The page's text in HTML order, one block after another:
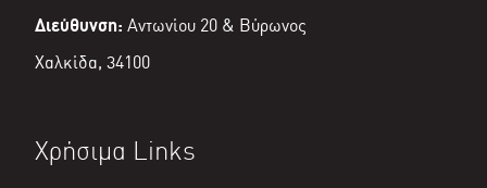
Διεύθυνση: Αντωνίου 20 & Βύρωνος
Χαλκίδα, 34100
Χρήσιμα Links